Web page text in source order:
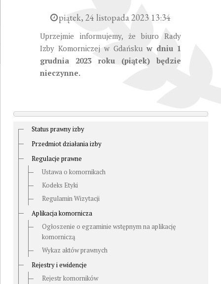
piątek, 24 listopada 2023 13:34
Uprzejmie informujemy, że biuro Rady
Izby Komorniczej w Gdańskuw dniu 1
grudnia 2023 roku (piątek) będzie
nieczynne.
Status prawny izby
Przedmiot działania izby
Regulacje prawne
Ustawa o komornikach
Kodeks Etyki
Regulamin Wizytacji
Aplikacja komornicza
Ogłoszenie o egzaminie wstępnym na aplikację
komorniczą
Wykaz aktów prawnych
Rejestry i ewidencje
Rejestr komorników